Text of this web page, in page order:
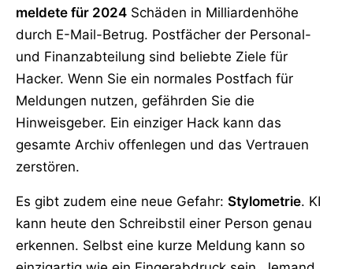
meldete für 2024 Schäden in Milliardenhöhe
durch E-Mail-Betrug. Postfächer der Personal-
und Finanzabteilung sind beliebte Ziele für
Hacker. Wenn Sie ein normales Postfach für
Meldungen nutzen, gefährden Sie die
Hinweisgeber. Ein einziger Hack kann das
gesamte Archiv offenlegen und das Vertrauen
zerstören.
Es gibt zudem eine neue Gefahr: Stylometrie. KI
kann heute den Schreibstil einer Person genau
erkennen. Selbst eine kurze Meldung kann so